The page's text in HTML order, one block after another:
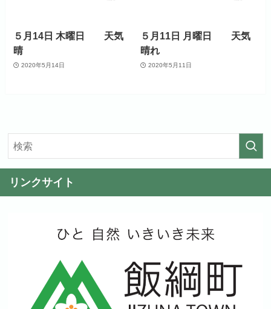
５月14日 木曜日 天気
晴
2020年5月14日
５月11日 月曜日 天気
晴れ
2020年5月11日
リンクサイト